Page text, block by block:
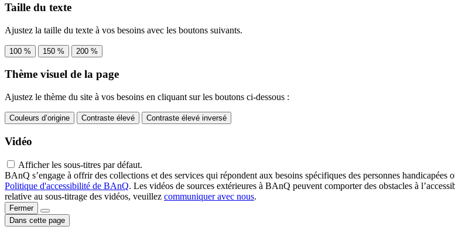
Taille du texte
Ajustez la taille du texte à vos besoins avec les boutons suivants.
100 % 150 % 200 %
Thème visuel de la page
Ajustez le thème du site à vos besoins en cliquant sur les boutons ci-dessous :
Couleurs d’origine Contraste élevé Contraste élevé inversé
Vidéo
Afficher les sous-titres par défaut.
BAnQ s’engage à offrir des collections et des services qui répondent aux besoins spécifiques des personnes
Politique d'accessibilité de BAnQ. Les vidéos de sources extérieures à BAnQ peuvent comporter des obstacles à
relative au sous-titrage des vidéos, veuillez communiquer avec nous.
Fermer
Dans cette page